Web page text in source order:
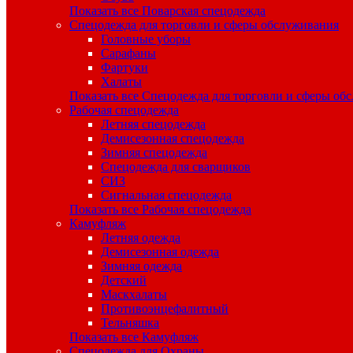
Показать все Поварская спецодежда
Спецодежда для торговли и сферы обслуживания
Головные уборы
Сарафаны
Фартуки
Халаты
Показать все Спецодежда для торговли и сферы
Рабочая спецодежда
Летняя спецодежда
Демисезонная спецодежда
Зимняя спецодежда
Спецодежда для сварщиков
СИЗ
Сигнальная спецодежда
Показать все Рабочая спецодежда
Камуфляж
Летняя одежда
Демисезонная одежда
Зимняя одежда
Детский
Маскхалаты
Противоэнцефалитный
Тельняшка
Показать все Камуфляж